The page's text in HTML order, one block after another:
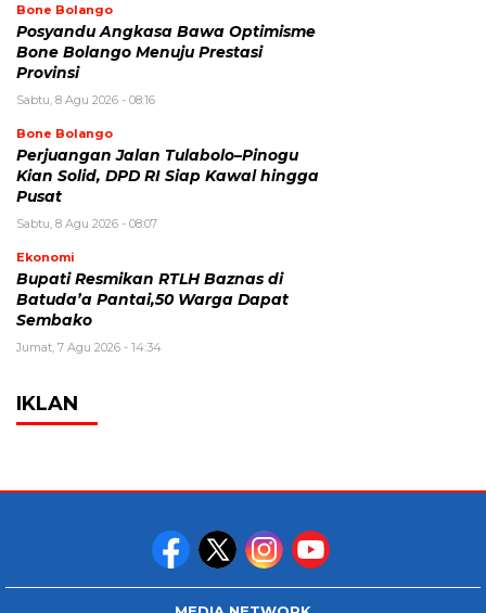
Bone Bolango
Posyandu Angkasa Bawa Optimisme
Bone Bolango Menuju Prestasi
Provinsi
Sabtu, 8 Agu 2026 - 08:16
Bone Bolango
Perjuangan Jalan Tulabolo–Pinogu
Kian Solid, DPD RI Siap Kawal hingga
Pusat
Sabtu, 8 Agu 2026 - 08:07
Ekonomi
Bupati Resmikan RTLH Baznas di
Batuda’a Pantai,50 Warga Dapat
Sembako
Jumat, 7 Agu 2026 - 14:34
IKLAN